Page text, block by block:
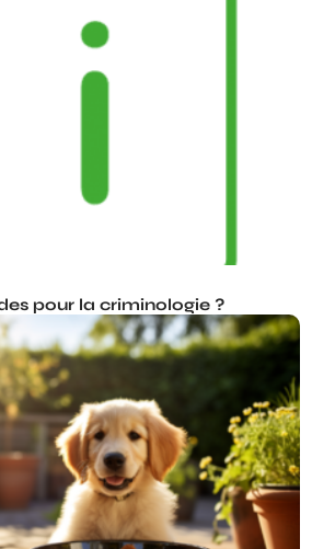
pour la criminologie ?